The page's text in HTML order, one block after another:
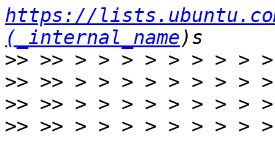
https://
(_internal_name
>>
>>
>>
>> >> > > > > > > > > >